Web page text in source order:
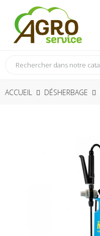
ACCUEIL DÉSHERBAGE